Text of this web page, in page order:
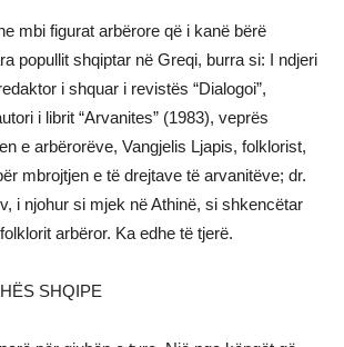
mbi figurat arbërore që i kanë bërë
popullit shqiptar në Greqi, burra si: I ndjeri
i shquar i revistës “Dialogoi”,
i librit “Arvanites” (1983), veprës
e arbërorëve, Vangjelis Ljapis, folklorist,
mbrojtjen e të drejtave të arvanitëve; dr.
i njohur si mjek në Athinë, si shkencëtar
arbëror. Ka edhe të tjerë.
SHQIPE